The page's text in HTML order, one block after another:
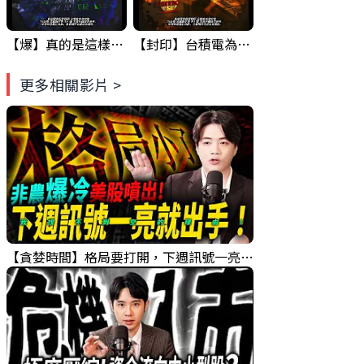
【爆】真的是這樣嗎 ? 財 爆 危機...GOOGLE&台積電 已經示範一次了.... ! #科技四巨頭 #股票分析 #投資 【封印】台積電為什麼漲不上去? 原因竟然是... #台積電 #股票分析 #投資
更多相關影片 >
【貪婪時間】格局要打開，下週訊號一亮就出手！我不說的話還真一堆人不知道！｜錢進大趨勢 Mr.智霖 陳 2026/08/08